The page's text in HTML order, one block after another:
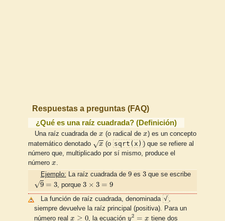
Respuestas a preguntas (FAQ)
¿Qué es una raíz cuadrada? (Definición)
Una raíz cuadrada de x
x (o radical de x
x) es un concepto
matemático denotado √x (o sqrt(x) ) que se refiere al
número que, multiplicado por sí mismo, produce el
número x
x.
Ejemplo: La raíz cuadrada de 9
9es 3
3que se escribe
√9 = 3
=3
, porque3 × 3 = 9
3 × 3 =
La función de raíz cuadrada, denominada √,
siempre devuelve la raíz principal (positiva). Para un
número real x ≥ 0
x ≥0 , la ecuacióny2 = x
y2=
tiene dos